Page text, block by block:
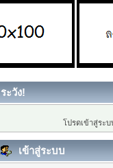
ระวัง!
โปรดเข้าสู่ระบ
เข้าสู่ระบบ